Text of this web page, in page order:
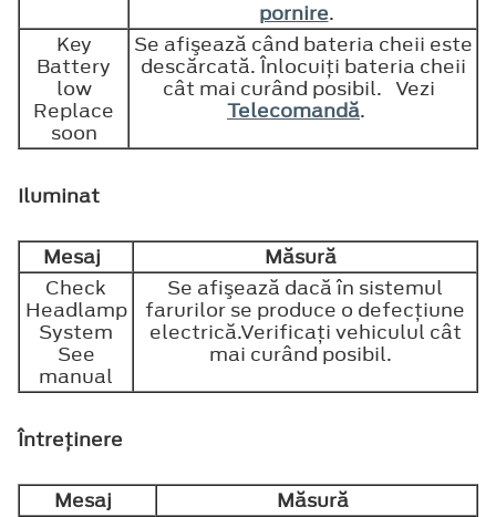
pornire.
Key
Battery
low
Replace
soon
Se afişează când bateria cheii este
descărcată. Înlocuiţi bateria cheii
cât mai curând posibil. Vezi
Telecomandă.
Iluminat
Mesaj
Măsură
Check
Headlamp
System
See
manual
Se afişează dacă în sistemul
farurilor se produce o defecţiune
electrică.Verificaţi vehiculul cât
mai curând posibil.
Întreţinere
Mesaj
Măsură